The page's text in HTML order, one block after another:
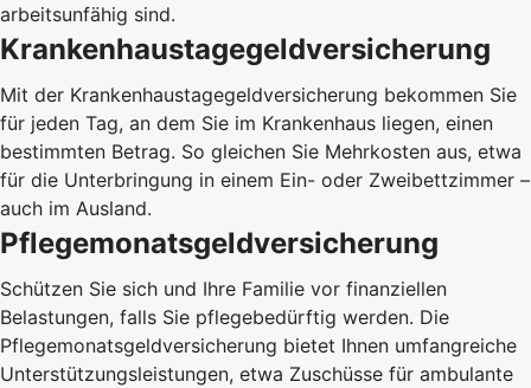
arbeitsunfähig sind.
Krankenhaustagegeldversicherung
Mit der Krankenhaustagegeldversicherung bekommen Sie
für jeden Tag, an dem Sie im Krankenhaus liegen, einen
bestimmten Betrag. So gleichen Sie Mehrkosten aus, etwa
für die Unterbringung in einem Ein- oder Zweibettzimmer –
auch im Ausland.
Pflegemonatsgeldversicherung
Schützen Sie sich und Ihre Familie vor finanziellen
Belastungen, falls Sie pflegebedürftig werden. Die
Pflegemonatsgeldversicherung bietet Ihnen umfangreiche
Unterstützungsleistungen, etwa Zuschüsse für ambulante